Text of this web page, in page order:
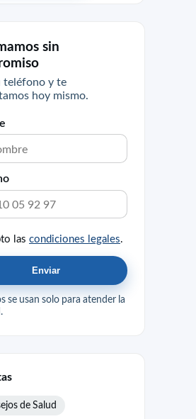
sin
teléfono y te
hoy mismo.
las condiciones legales
Enviar
se usan solo para atender la
de Salud